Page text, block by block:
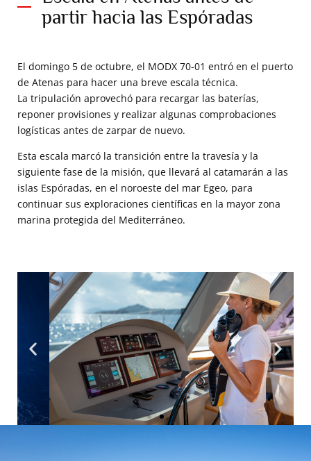
partir hacia las Espóradas
El domingo 5 de octubre, el MODX 70-01 entró en el puerto
de Atenas para hacer una breve escala técnica.
La tripulación aprovechó para recargar las baterías,
reponer provisiones y realizar algunas comprobaciones
logísticas antes de zarpar de nuevo.
Esta escala marcó la transición entre la travesía y la
siguiente fase de la misión, que llevará al catamarán a las
islas Espóradas, en el noroeste del mar Egeo, para
continuar sus exploraciones científicas en la mayor zona
marina protegida del Mediterráneo.